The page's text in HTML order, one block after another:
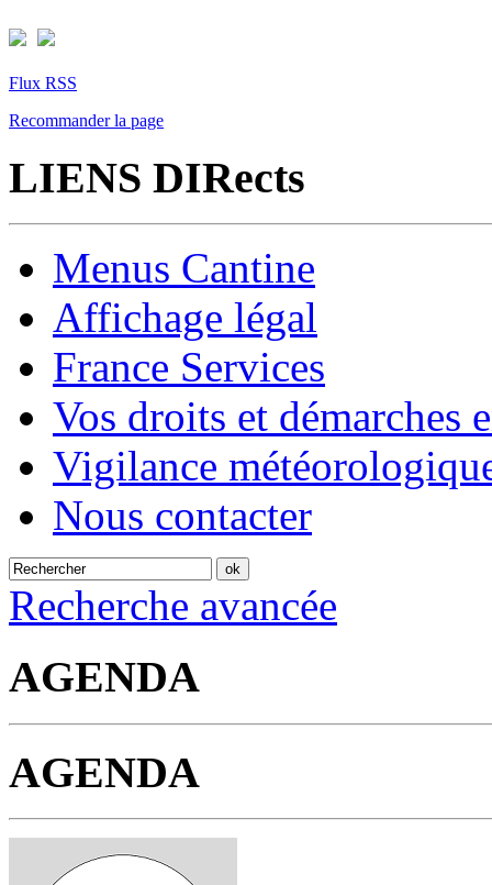
Flux RSS
Recommander la page
LIENS DIRects
Menus Cantine
Affichage légal
France Services
Vos droits et démarches
Vigilance
Nous contacter
Recherche avancée
AGENDA
AGENDA